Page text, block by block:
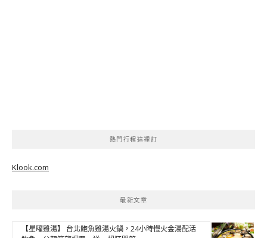
熱門行程這裡訂
Klook.com
最新文章
【星曜雞湯】 台北鮑魚雞湯火鍋，24小時慢火金湯配活